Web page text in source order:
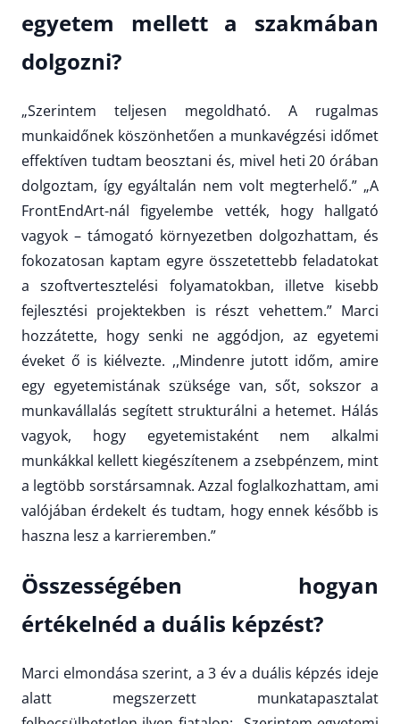
egyetem mellett a szakmában
dolgozni?
„Szerintem teljesen megoldható. A rugalmas
munkaidőnek köszönhetően a munkavégzési időmet
effektíven tudtam beosztani és, mivel heti 20 órában
dolgoztam, így egyáltalán nem volt megterhelő.” „A
FrontEndArt-nál figyelembe vették, hogy hallgató
vagyok – támogató környezetben dolgozhattam, és
fokozatosan kaptam egyre összetettebb feladatokat
a szoftvertesztelési folyamatokban, illetve kisebb
fejlesztési projektekben is részt vehettem.” Marci
hozzátette, hogy senki ne aggódjon, az egyetemi
éveket ő is kiélvezte. ,,Mindenre jutott időm, amire
egy egyetemistának szüksége van, sőt, sokszor a
munkavállalás segített strukturálni a hetemet. Hálás
vagyok, hogy egyetemistaként nem alkalmi
munkákkal kellett kiegészítenem a zsebpénzem, mint
a legtöbb sorstársamnak. Azzal foglalkozhattam, ami
valójában érdekelt és tudtam, hogy ennek később is
haszna lesz a karrieremben.”
Összességében hogyan
értékelnéd a duális képzést?
Marci elmondása szerint, a 3 év a duális képzés ideje
alatt megszerzett munkatapasztalat